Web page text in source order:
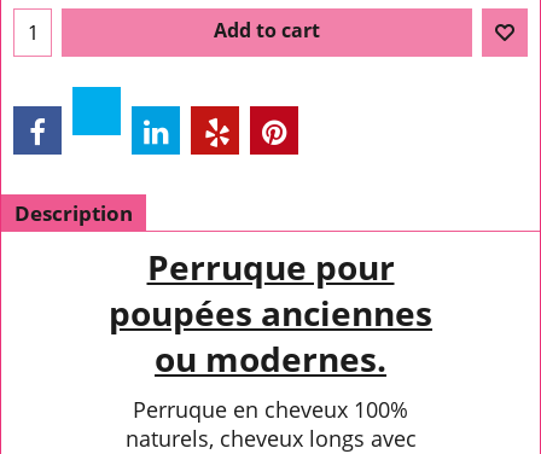
Add to cart
Description
Perruque pour
poupées anciennes
ou modernes.
Perruque en cheveux 100%
naturels, cheveux longs avec